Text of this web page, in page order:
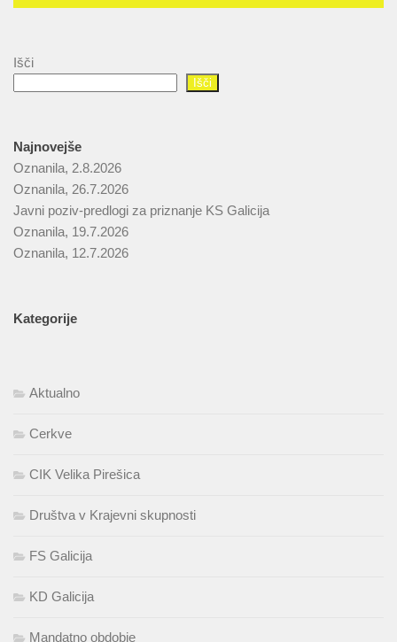
Išči
Išči
Najnovejše
Oznanila, 2.8.2026
Oznanila, 26.7.2026
Javni poziv-predlogi za priznanje KS Galicija
Oznanila, 19.7.2026
Oznanila, 12.7.2026
Kategorije
Aktualno
Cerkve
CIK Velika Pirešica
Društva v Krajevni skupnosti
FS Galicija
KD Galicija
Mandatno obdobje